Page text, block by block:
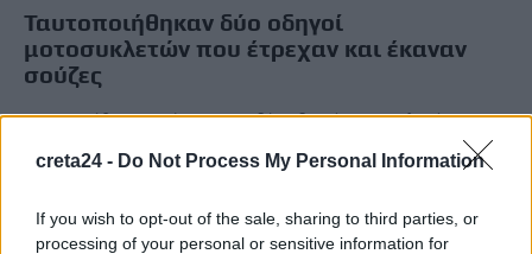
creta24 - Do Not Process My Personal Information
If you wish to opt-out of the sale, sharing to third parties, or
processing of your personal or sensitive information for
Ταυτοποιήθηκαν δύο οδηγοί
μοτοσυκλετών που έτρεχαν και έκαναν
σούζες
Ταυτοποιήθηκαν από την ΕΛΑΣ δύο οδηγοί μοτοσυκλετών οι
οποίοι εμφανίζονταν σε βίντεο που αναρτούσαν σε πλατφόρμες
κοινωνικής δικτύωσης…